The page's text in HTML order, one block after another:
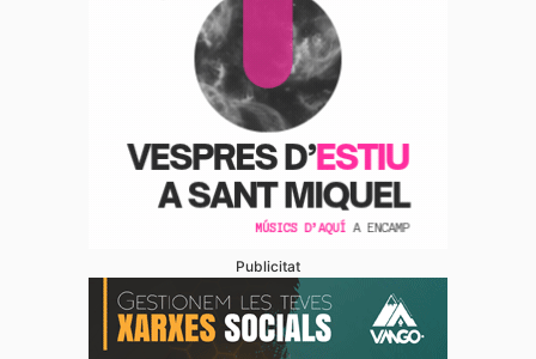
Publicitat